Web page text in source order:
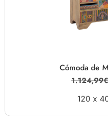
Cómoda de
1.124,99€
120 x